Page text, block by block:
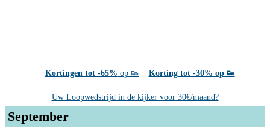
Kortingen tot -65% op 👟 Korting tot -30% op 👟
Uw Loopwedstrijd in de kijker voor 30€/maand?
September